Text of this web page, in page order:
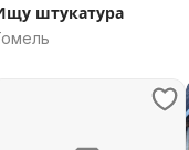
штукатура